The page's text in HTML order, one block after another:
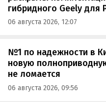
гибридного Geely для
06 августа 2026, 12:07
№1 по надежности в
новую
не ломается
06 августа 2026, 09:56